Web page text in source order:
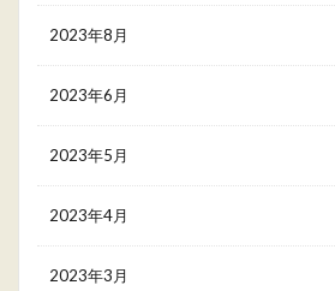
2023年8月
2023年6月
2023年5月
2023年4月
2023年3月